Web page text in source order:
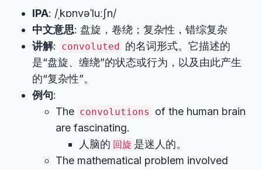
IPA: /ˌkɒnvəˈluːʃn/
中文意思: 盘旋，卷绕；复杂性，错综复杂
讲解: convoluted 的名词形式。它描述的
是“盘旋、缠绕”的状态或行为，以及由此产生
的“复杂性”。
例句:
The convolutions
of the human brain
are fascinating.
人脑的 回旋 是迷人的。
The mathematical problem involved